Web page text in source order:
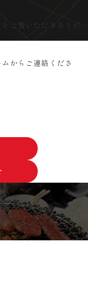
ご覧いただきありが
からご連絡くださ